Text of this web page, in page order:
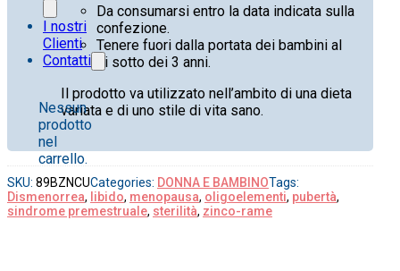
I nostri
Clienti
Contatti
Nessun
prodotto
nel
carrello.
Da consumarsi entro la data indicata sulla
confezione.
Tenere fuori dalla portata dei bambini al
di sotto dei 3 anni.
Il prodotto va utilizzato nell’ambito di una dieta
variata e di uno stile di vita sano.
SKU: 89BZNCUCategories: DONNA E BAMBINOTags:
Dismenorrea, libido, menopausa, oligoelementi, pubertà,
sindrome premestruale, sterilità, zinco-rame